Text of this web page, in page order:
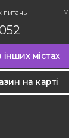
питань
містах
на карті